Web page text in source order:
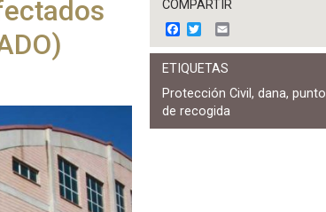
COMPARTIR
F
a
c
e
b
o
o
k
w
i
t
e
r
m
a
l
ETIQUETAS
Protección Civil,dana,punto
de recogida